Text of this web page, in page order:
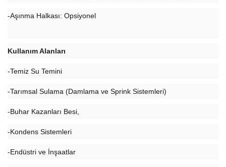
-Aşınma Halkası: Opsiyonel
Kullanım Alanları
-Temiz Su Temini
-Tarımsal Sulama (Damlama ve Sprink Sistemleri)
-Buhar Kazanları Besi,
-Kondens Sistemleri
-Endüstri ve İnşaatlar